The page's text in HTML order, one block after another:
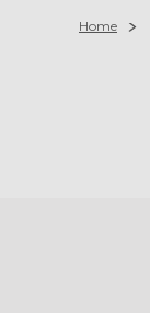
Home